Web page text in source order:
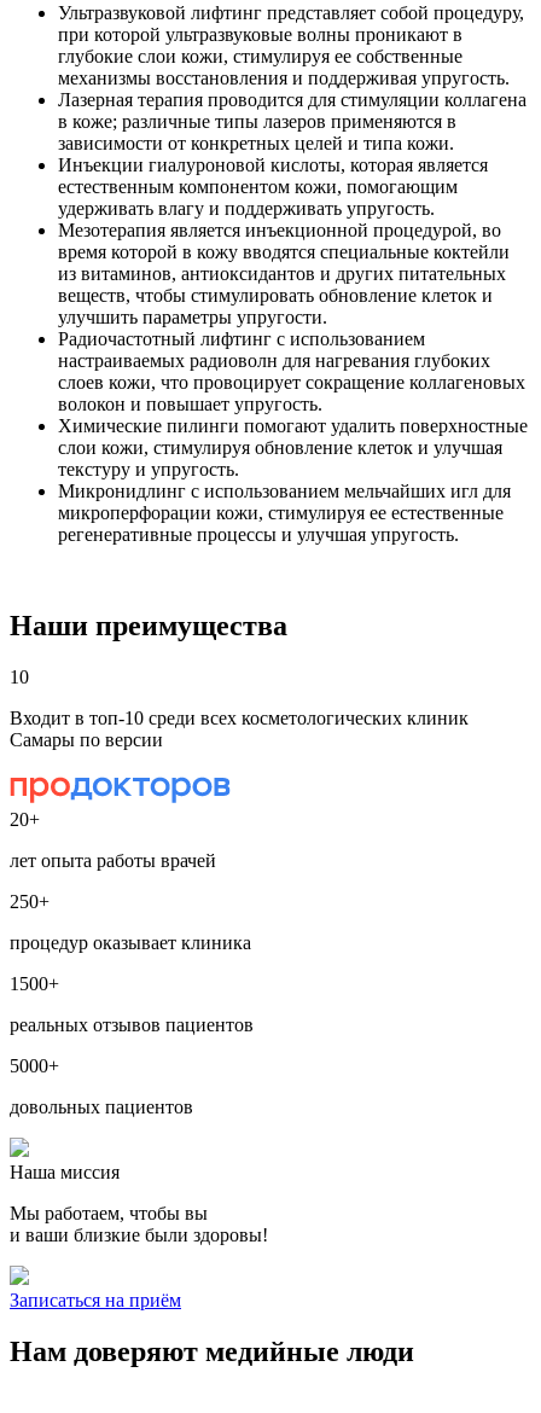
Ультразвуковой лифтинг представляет собой процедуру,
при которой ультразвуковые волны проникают в
глубокие слои кожи, стимулируя ее собственные
механизмы восстановления и поддерживая упругость.
Лазерная терапия проводится для стимуляции коллагена
в коже; различные типы лазеров применяются в
зависимости от конкретных целей и типа кожи.
Инъекции гиалуроновой кислоты, которая является
естественным компонентом кожи, помогающим
удерживать влагу и поддерживать упругость.
Мезотерапия является инъекционной процедурой, во
время которой в кожу вводятся специальные коктейли
из витаминов, антиоксидантов и других питательных
веществ, чтобы стимулировать обновление клеток и
улучшить параметры упругости.
Радиочастотный лифтинг с использованием
настраиваемых радиоволн для нагревания глубоких
слоев кожи, что провоцирует сокращение коллагеновых
волокон и повышает упругость.
Химические пилинги помогают удалить поверхностные
слои кожи, стимулируя обновление клеток и улучшая
текстуру и упругость.
Микронидлинг с использованием мельчайших игл для
микроперфорации кожи, стимулируя ее естественные
регенеративные процессы и улучшая упругость.
Наши преимущества
10
Входит в топ-10 среди всех косметологических клиник
Самары по версии
20+
лет опыта работы врачей
250+
процедур оказывает клиника
1500+
реальных отзывов пациентов
5000+
довольных пациентов
Наша миссия
Мы работаем, чтобы вы
и ваши близкие были здоровы!
Записаться на приём
Нам доверяют медийные люди